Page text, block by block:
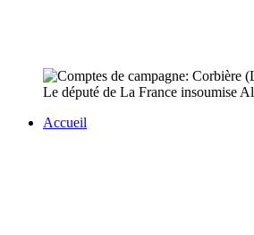
Le député de La France insoumise
Accueil